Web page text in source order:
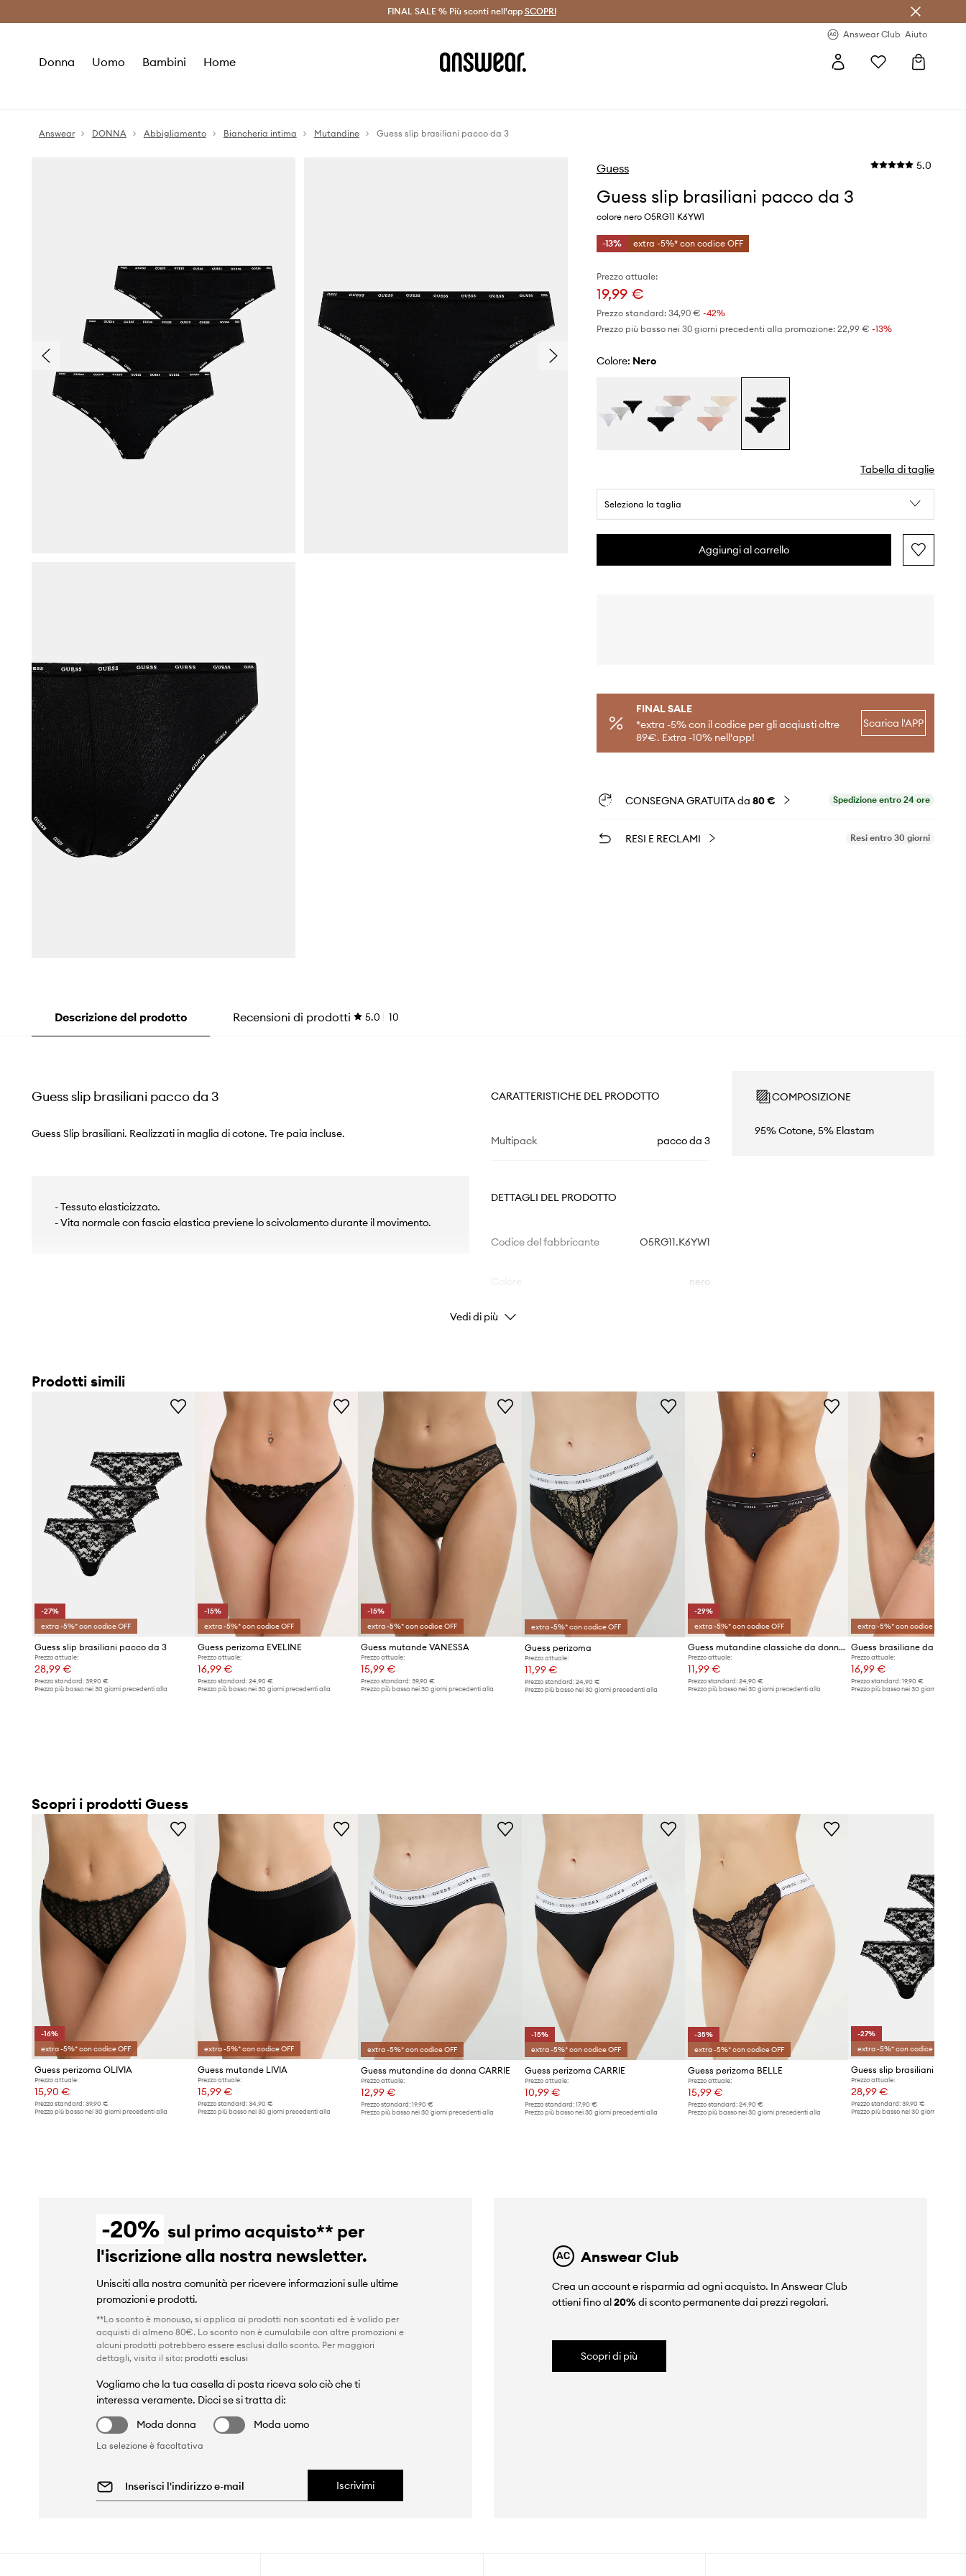
Risparmia con Answear Club > Spedizione entro 24 ore >
FINAL SALE % Più sconti nell'app SCOPRI
Answear Club Aiuto
Donna Uomo Bambini Home
Answear DONNA Abbigliamento Biancheria intima Mutandine Guess slip brasiliani pacco da 3
Guess 5.0
Guess slip brasiliani pacco da 3
colore nero O5RG11 K6YW1
-13% extra -5%* con codice OFF
Prezzo attuale:
19,99 €
Prezzo standard: 34,90 € -42%
Prezzo più basso nei 30 giorni precedenti alla promozione: 22,99 € -13%
Colore: nero
Tabella di taglie
Seleziona la taglia
Aggiungi al carrello
FINAL SALE
*extra -5% con il codice per gli acqiusti oltre
89€. Extra -10% nell'app!
Scarica l'APP
CONSEGNA GRATUITA da 80 € Spedizione entro 24 ore
RESI E RECLAMI Resi entro 30 giorni
Descrizione del prodotto Recensioni di prodotti 5.0 10
Guess slip brasiliani pacco da 3
Guess Slip brasiliani. Realizzati in maglia di cotone. Tre paia incluse.
- Tessuto elasticizzato.
- Vita normale con fascia elastica previene lo scivolamento durante il movimento.
CARATTERISTICHE DEL PRODOTTO
Multipack pacco da 3
DETTAGLI DEL PRODOTTO
Codice del fabbricante O5RG11.K6YW1
nero
Marchio/Brand
ID prodotto
COMPOSIZIONE
95% Cotone, 5% Elastam
Vedi di più
Prodotti simili
-27%
extra -5%* con codice OFF
Guess slip brasiliani pacco da 3
Prezzo attuale:
28,99 €
Prezzo standard: 39,90 €
Prezzo più basso nei 30 giorni precedenti alla
-15%
extra -5%* con codice OFF
Guess perizoma EVELINE
Prezzo attuale:
16,99 €
Prezzo standard:24,90 €
Prezzo più basso nei 30 giorni precedenti alla
-15%
extra -5%* con codice OFF
Guess mutande VANESSA
Prezzo attuale:
15,99 €
Prezzo standard: 39,90 €
Prezzo più basso nei 30 giorni precedenti alla
extra -5%* con codice OFF
Guess perizoma
Prezzo attuale:
11,99 €
Prezzo standard: 24,90 €
Prezzo più basso nei 30 giorni precedenti alla
-29%
extra -5%* con codice OFF
Guess mutandine classiche da donna JANE
Prezzo attuale:
11,99 €
Prezzo standard:24,90 €
Prezzo più basso nei 30 giorni precedenti alla
extra -5%* con codice OFF
Prezzo attuale:
16,99 €
Prezzo standard: 19,90 €
Prezzo più basso nei 30 giorni
Scopri i prodotti Guess
-16%
extra -5%* con codice OFF
Guess perizoma OLIVIA
Prezzo attuale:
15,90 €
Prezzo standard: 39,90 €
Prezzo più basso nei 30 giorni precedenti alla
extra -5%* con codice OFF
Guess mutande LIVIA
Prezzo attuale:
15,99 €
Prezzo standard:34,90 €
Prezzo più basso nei 30 giorni precedenti alla
extra -5%* con codice OFF
Guess mutandine da donna CARRIE
Prezzo attuale:
12,99 €
Prezzo standard: 19,90 €
Prezzo più basso nei 30 giorni precedenti alla
-15%
extra -5%* con codice OFF
Guess perizoma CARRIE
Prezzo attuale:
10,99 €
Prezzo standard: 17,90 €
Prezzo più basso nei 30 giorni precedenti alla
-35%
extra -5%* con codice OFF
Guess perizoma BELLE
Prezzo attuale:
15,99 €
Prezzo standard:24,90 €
Prezzo più basso nei 30 giorni precedenti alla
-27%
extra -5%* con codice OFF
Guess slip brasiliani pacco
Prezzo attuale:
28,99 €
Prezzo standard: 39,90 €
Prezzo più basso nei 30 giorni
-20% sul primo acquisto** per
l'iscrizione alla nostra newsletter.
Unisciti alla nostra comunità per ricevere informazioni sulle ultime
promozioni e prodotti.
**Lo sconto è monouso, si applica ai prodotti non scontati ed è valido per
acquisti di almeno 80€. Lo sconto non è cumulabile con altre promozioni e
alcuni prodotti potrebbero essere esclusi dallo sconto. Per maggiori
dettagli, visita il sito: prodotti esclusi
Vogliamo che la tua casella di posta riceva solo ciò che ti
interessa veramente. Dicci se si tratta di:
Moda donna
Moda uomo
La selezione è facoltativa
Iscrivimi
Answear Club
Crea un account e risparmia ad ogni acquisto. In Answear Club
ottieni fino al20%di sconto permanente dai prezzi regolari.
Scopri di più